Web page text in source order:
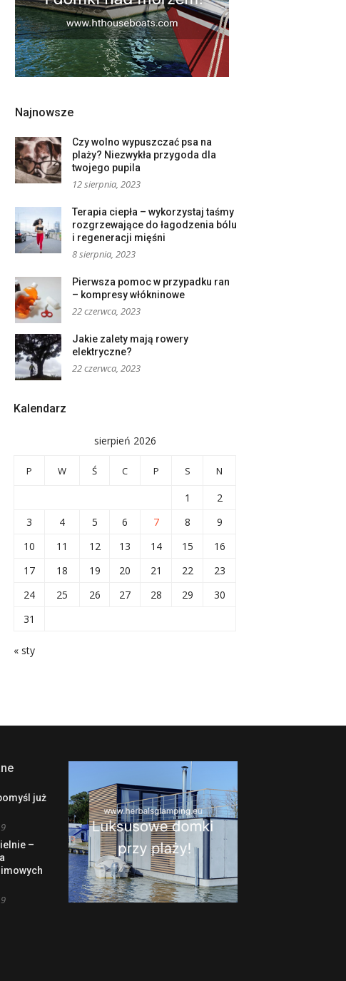
Najnowsze
Czy wolno wypuszczać psa na
plaży? Niezwykła przygoda dla
twojego pupila
12 sierpnia, 2023
Terapia ciepła – wykorzystaj taśmy
rozgrzewające do łagodzenia bólu
i regeneracji mięśni
8 sierpnia, 2023
Pierwsza pomoc w przypadku ran
– kompresy włókninowe
22 czerwca, 2023
Jakie zalety mają rowery
elektryczne?
22 czerwca, 2023
Kalendarz
sierpień 2026
P W Ś C P S N
1
2
3
4 5 6 7 8
9
10
11 12 13 14 15
16
17
18 19 20 21 22
23
24
25 26 27 28 29
30
31
« sty
już
–